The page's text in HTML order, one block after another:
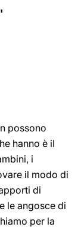
possono
hanno è il
i
il modo di
di
le angosce di
per la